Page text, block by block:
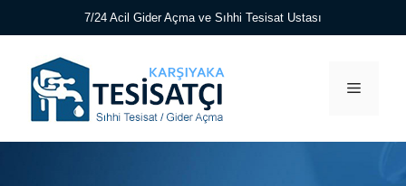
atla
7/24 Acil Gider Açma ve Sıhhi Tesisat Ustası
Menü